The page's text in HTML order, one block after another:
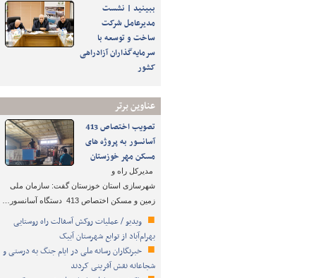
ببینید | نشست
مدیرعامل شرکت
ساخت و توسعه با
سرمایه‌گذاران آزادراهی
کشور
عناوین برتر
تصویب اختصاص 413
آسانسور به پروژه های
مسکن مهر خوزستان
مدیرکل راه و
شهرسازی استان خوزستان گفت: سازمان ملی
زمین و مسکن اختصاص 413 دستگاه آسانسور…
ویدیو / عملیات روکش آسفالت راه روستایی
بهرام‌آباد از توابع شهرستان آبیک
خبرنگاران رسانه ملی در ایام جنگ به درستی و
شجاعانه نقش آفرینی کردند